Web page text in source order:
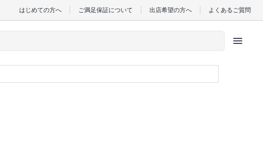
はじめての方へ ご満足保証について 出店希望の方へ よくあるご質問
menu